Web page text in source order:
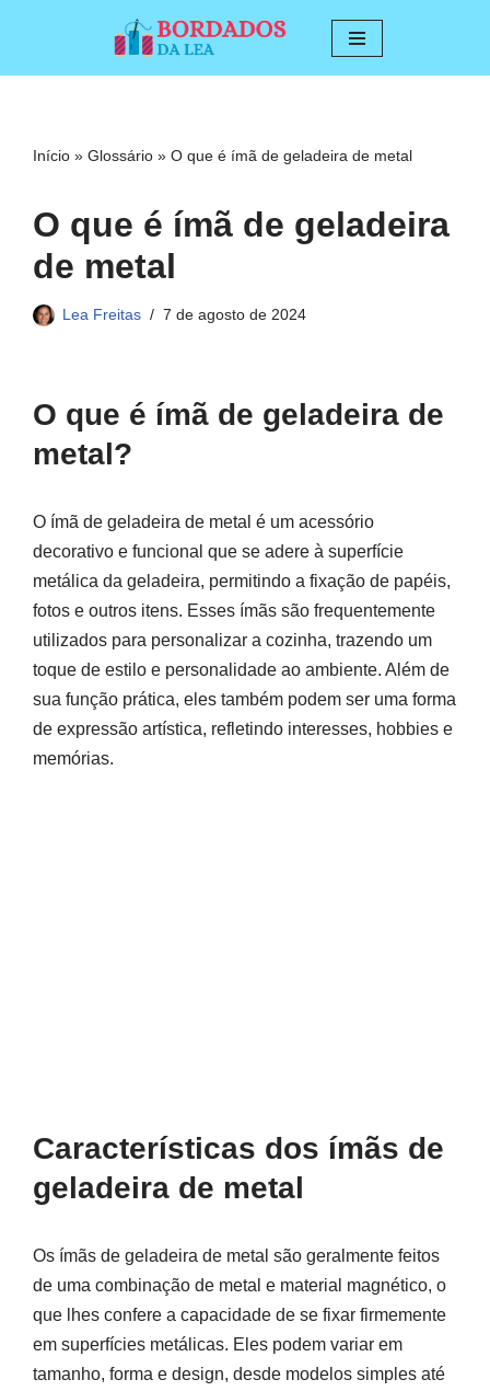
conteúdo
Início » Glossário » O que é ímã de geladeira de metal
O que é ímã de geladeira
de metal
Lea Freitas 7 de agosto de 2024
O que é ímã de geladeira de
metal?
O ímã de geladeira de metal é um acessório
decorativo e funcional que se adere à superfície
metálica da geladeira, permitindo a fixação de papéis,
fotos e outros itens. Esses ímãs são frequentemente
utilizados para personalizar a cozinha, trazendo um
toque de estilo e personalidade ao ambiente. Além de
sua função prática, eles também podem ser uma forma
de expressão artística, refletindo interesses, hobbies e
memórias.
Características dos ímãs de
geladeira de metal
Os ímãs de geladeira de metal são geralmente feitos
de uma combinação de metal e material magnético, o
que lhes confere a capacidade de se fixar firmemente
em superfícies metálicas. Eles podem variar em
tamanho, forma e design, desde modelos simples até